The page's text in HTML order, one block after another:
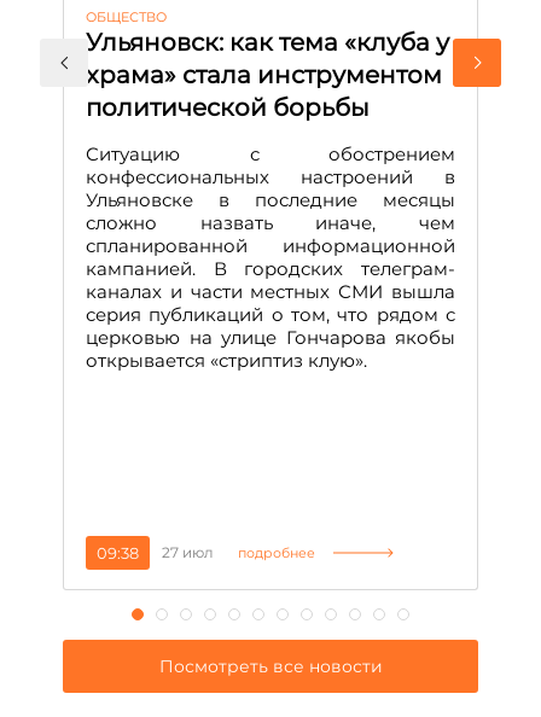
ОБЩЕСТВО
Ульяновск: как тема «клуба у
храма» стала инструментом
политической борьбы
Ситуацию с обострением
конфессиональных настроений в
Ульяновске в последние месяцы
сложно назвать иначе, чем
спланированной информационной
кампанией. В городских телеграм-
каналах и части местных СМИ вышла
серия публикаций о том, что рядом с
церковью на улице Гончарова якобы
открывается «стриптиз клую».
09:38 27 июл подробнее
Посмотреть все новости